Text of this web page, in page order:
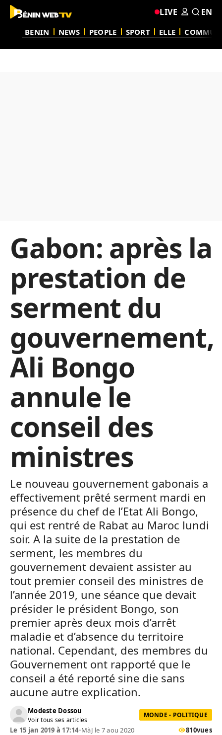
BENIN NEWS PEOPLE SPORT ELLE
LIVE EN
Gabon: après la
prestation de
serment du
gouvernement,
Ali Bongo
annule le
conseil des
ministres
Le nouveau gouvernement gabonais a
effectivement prêté serment mardi en
présence du chef de l’Etat Ali Bongo,
qui est rentré de Rabat au Maroc lundi
soir. A la suite de la prestation de
serment, les membres du
gouvernement devaient assister au
tout premier conseil des ministres de
l’année 2019, une séance que devait
présider le président Bongo, son
premier après deux mois d’arrêt
maladie et d’absence du territoire
national. Cependant, des membres du
Gouvernement ont rapporté que le
conseil a été reporté sine die sans
aucune autre explication.
Modeste Dossou
Voir tous ses articles
MONDE - POLITIQUE
Le 15 jan 2019 à 17:14•MàJ le 7 aou 2020 810vues